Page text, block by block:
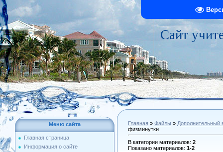
Сайт
Меню сайта
Главная страница
Информация о сайте
Главная » Файлы » Дополнительный
физминутки
В категории материалов: 2
Показано материалов: 1-2